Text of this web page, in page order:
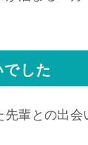
した
輩との出